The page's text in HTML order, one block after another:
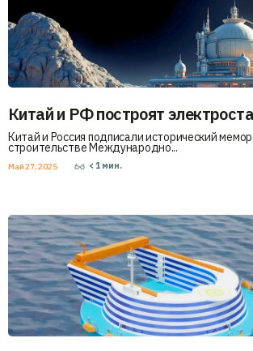
Китай и РФ построят
Китай и Россия подписали исторический
строительстве Международно...
Май 27, 2025 < 1 мин.